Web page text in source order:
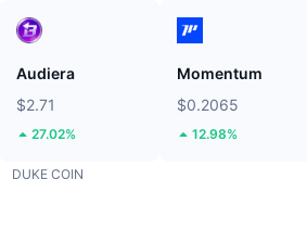
Audiera
$2.71
27.02%
Momentum
$0.2065
12.98%
DUKE COIN